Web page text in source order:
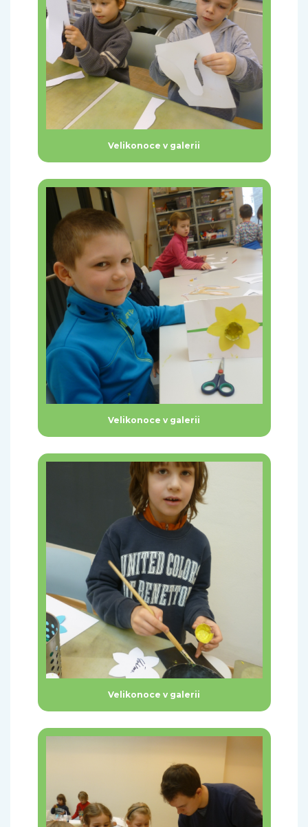
Velikonoce v galerii
Velikonoce v galerii
Velikonoce v galerii